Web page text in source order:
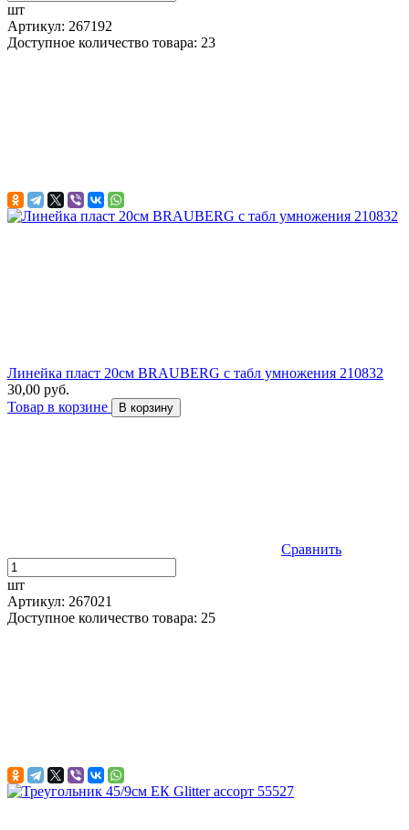
шт
Артикул: 267192
Доступное количество товара: 23
Линейка пласт 20см BRAUBERG с табл умножения 210832
30,00 руб.
Товар в корзине
В корзину
Сравнить
шт
Артикул: 267021
Доступное количество товара: 25